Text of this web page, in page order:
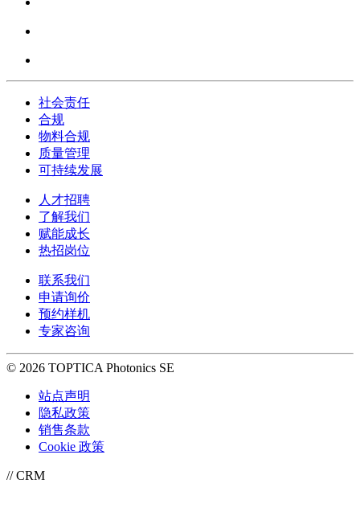
社会责任
合规
物料合规
质量管理
可持续发展
人才招聘
了解我们
赋能成长
热招岗位
联系我们
申请询价
预约样机
专家咨询
© 2026 TOPTICA Photonics SE
站点声明
隐私政策
销售条款
Cookie 政策
// CRM